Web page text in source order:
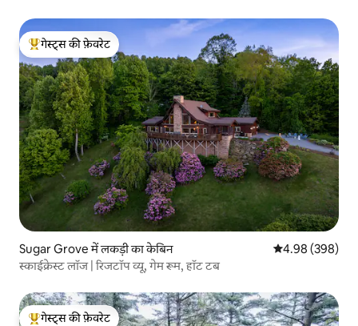
गेस्ट्स का टॉप फ़ेवरेट
गेस्ट्स की फ़ेवरेट
Sugar Grove में लकड़ी का केबिन औसत रेटिंग 5 में से
4.98 (398)
स्काईक्रेस्ट लॉज | रिजटॉप व्यू, गेम रूम, हॉट टब
गेस्ट्स की फ़ेवरेट